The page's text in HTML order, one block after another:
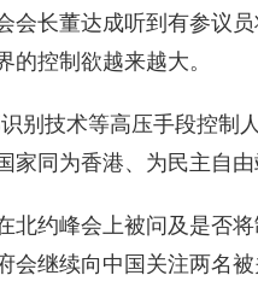
会长董达成听到有参议
控制欲越来越大。
别技术等高压手段控
家同为香港、为民主自由
北约峰会上被问及是否
会继续向中国关注两名